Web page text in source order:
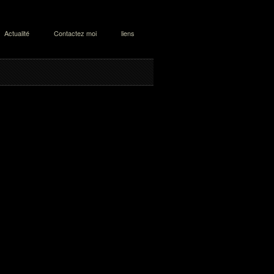
Actualité Contactez moi liens